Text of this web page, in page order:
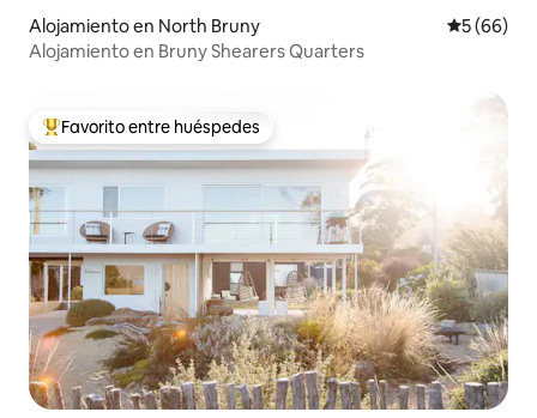
Alojamiento en North Bruny
5 (66)
Alojamiento en Bruny Shearers Quarters
Favorito entre huéspedes preferido
Favorito entre huéspedes